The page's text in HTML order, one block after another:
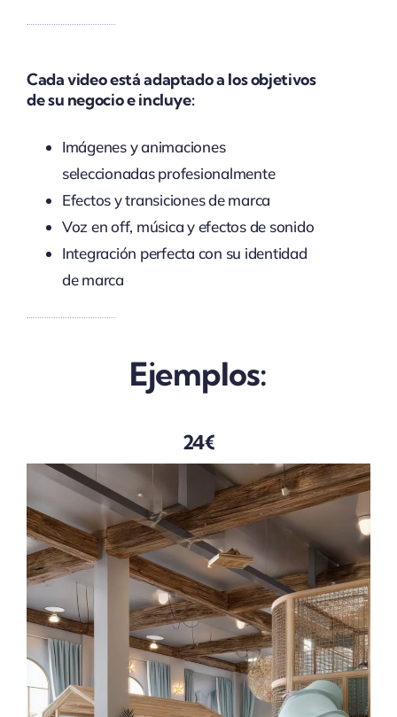
Cada video está adaptado a los objetivos
de su negocio e incluye:
Imágenes y animaciones
seleccionadas profesionalmente
Efectos y transiciones de marca
Voz en off, música y efectos de sonido
Integración perfecta con su identidad
de marca
Ejemplos:
24€